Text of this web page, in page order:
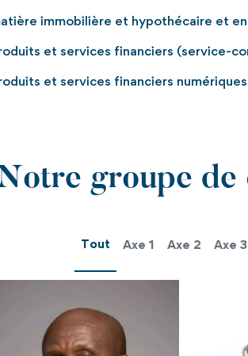
immobilière et hypothécaire et
et services financiers (service-
et services financiers
groupe de
Axe 1 Axe 2 Axe 3
Tout